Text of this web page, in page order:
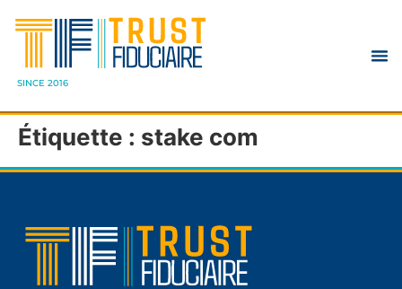
SINCE 2016
Étiquette : stake com